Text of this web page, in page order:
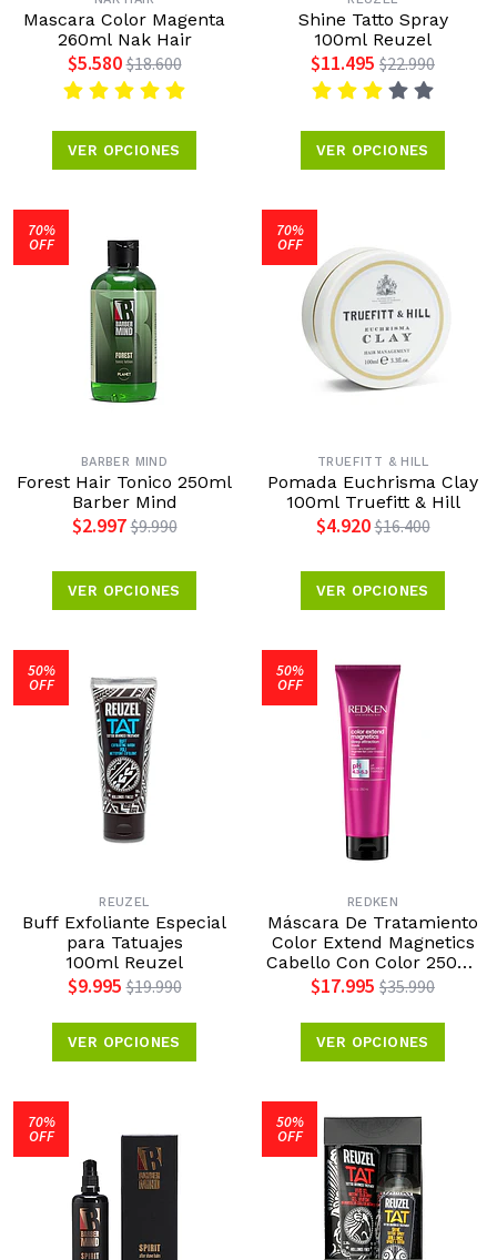
Mascara Color Magenta
260ml Nak Hair
$5.580 $18.600
VER OPCIONES
Shine Tatto Spray
100ml Reuzel
$11.495 $22.990
VER OPCIONES
70%
OFF
BARBER MIND
Forest Hair Tonico 250ml
Barber Mind
$2.997 $9.990
VER OPCIONES
70%
OFF
TRUEFITT & HILL
Pomada Euchrisma Clay
100ml Truefitt & Hill
$4.920 $16.400
VER OPCIONES
50%
OFF
REUZEL
Buff Exfoliante Especial
para Tatuajes
100ml Reuzel
$9.995 $19.990
VER OPCIONES
50%
OFF
REDKEN
Máscara De Tratamiento
Color Extend Magnetics
Cabello Con Color 250ml
Redken
$17.995 $35.990
VER OPCIONES
70%
OFF
50%
OFF